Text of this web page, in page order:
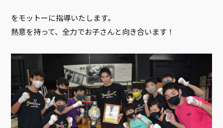
をモットーに指導いたします。
熱意を持って、全力でお子さんと向き合います！